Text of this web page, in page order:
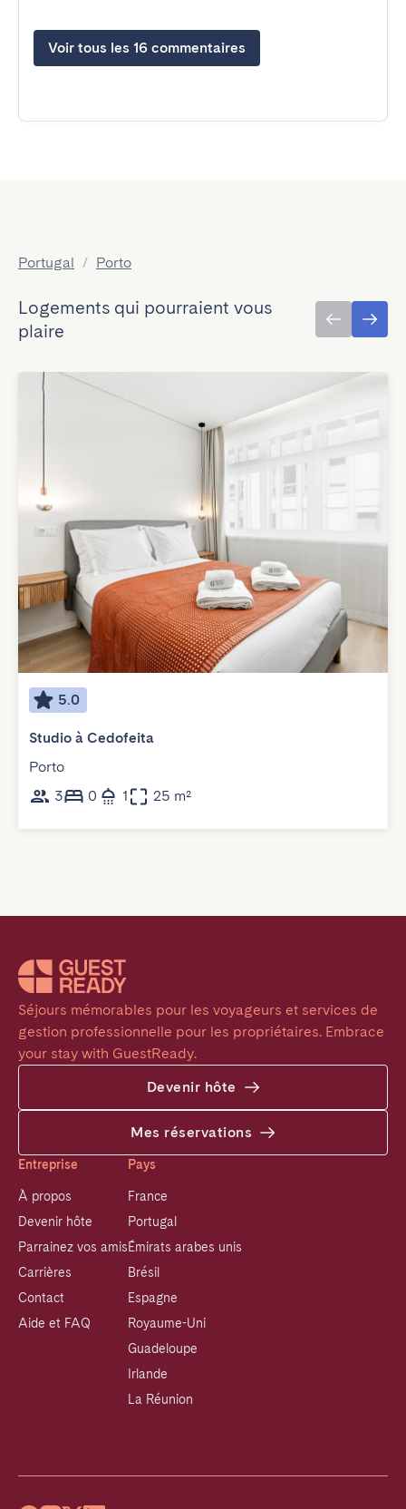
Voir tous les 16 commentaires
Portugal / Porto
Logements qui pourraient vous
plaire
5.0
Studio à Cedofeita
Porto
3
0 1 25 m²
Séjours mémorables pour les voyageurs et services de
gestion professionnelle pour les propriétaires. Embrace
your stay with GuestReady.
Devenir hôte
Mes réservations
Entreprise
À propos
Devenir hôte
Parrainez vos amis
Carrières
Contact
Aide et FAQ
Pays
France
Portugal
Émirats arabes unis
Brésil
Espagne
Royaume-Uni
Guadeloupe
Irlande
La Réunion